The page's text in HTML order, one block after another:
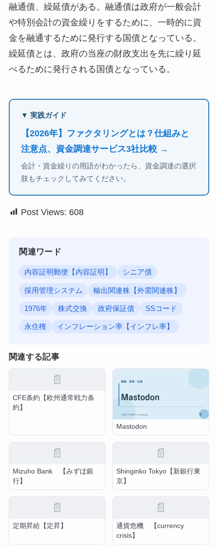
融通債、繰延債がある。融通債は政府が一般会計
や特別会計の資金繰りをするために、一時的に資
金を融通するために発行する国債となっている。
繰延債とは、政府の当座の財政支出を先に繰り延
べるために発行される国債となっている。
▼ 実践ガイド
【2026年】ファクタリングとは？仕組みと
注意点、資金調達サービス3社比較 →
会計・資金繰りの用語がわかったら、資金調達の選択
肢もチェックしてみてください。
Post Views: 608
関連ワード
内容証明郵便【内容証明】 シニア債
採用管理システム 輸出関連株【外需関連株】
1976年 株式交換 政府保証債 SSコード
永住権 インフレーション率【インフレ率】
関連する記事
📄
CFE条約【欧州通常戦力条
約】
Mastodon
📄
Mizuho Bank 【みずほ銀
行】
📄
Shinginko Tokyo【新銀行東
京】
📄
定期昇給【定昇】
📄
通貨危機 【currency
crisis】